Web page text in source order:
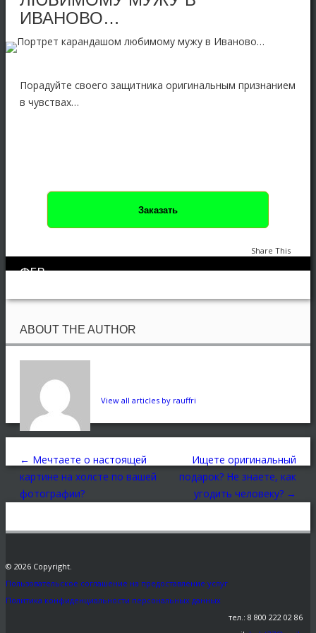
ИВАНОВО…
Порадуйте своего защитника оригинальным признанием
в чувствах…
Заказать
Share This
ФЕВ
ABOUT THE AUTHOR
View all articles by rauffri
← Мечтаете о настоящей
картине на холсте по вашей
фотографии?
Ищете оригинальный
подарок? Не знаете, как
угодить человеку? →
© 2026 Copyright.
Пользовательское соглашение на предоставление услуг
Политика конфиденциальности персональных данных
тел.: 8 800 222 02 86